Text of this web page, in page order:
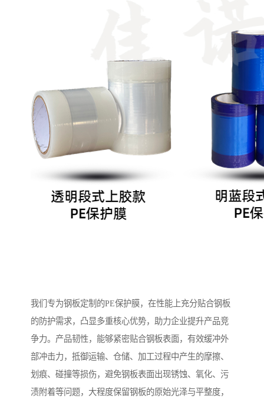
我们专为钢板定制的PE保护膜，在性能上充分贴合钢板
的防护需求，凸显多重核心优势，助力企业提升产品竞
争力。产品韧性，能够紧密贴合钢板表面，有效缓冲外
部冲击力，抵御运输、仓储、加工过程中产生的摩擦、
划痕、碰撞等损伤，避免钢板表面出现锈蚀、氧化、污
渍附着等问题，大程度保留钢板的原始光泽与平整度，